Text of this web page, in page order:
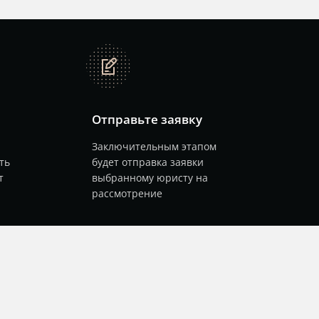
note
Отправьте заявку
Заключительным этапом
будет отправка заявки
выбранному юристу на
рассмотрение